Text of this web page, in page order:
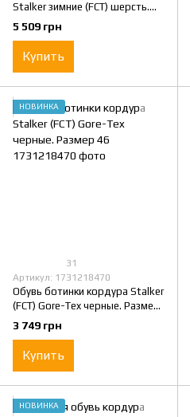
Stalker зимние (FCT) шерсть.
Размер 46
5 509 грн
Купить
НОВИНКА
31
Артикул: 1731218470
Обувь ботинки кордура Stalker
(FCT) Gore-Tex черные. Размер
46
3 749 грн
Купить
НОВИНКА